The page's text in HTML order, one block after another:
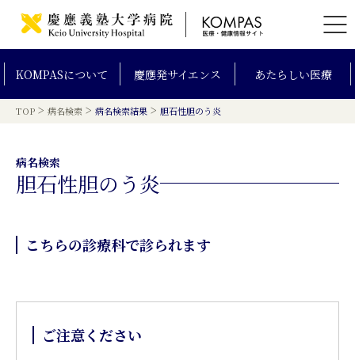
KOMPASについて 慶應発サイエンス あたらしい医療
TOP > 病名検索 > 病名検索結果 > 胆石性胆のう炎
病名検索
胆石性胆のう炎
こちらの診療科で診られます
ご注意ください